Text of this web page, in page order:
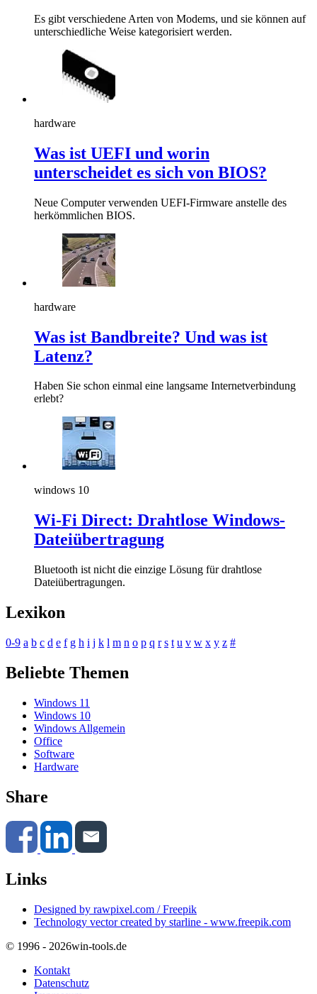
Es gibt verschiedene Arten von Modems, und sie können auf
unterschiedliche Weise kategorisiert werden.
hardware
Was ist UEFI und worin
unterscheidet es sich von BIOS?
Neue Computer verwenden UEFI-Firmware anstelle des
herkömmlichen BIOS.
hardware
Was ist Bandbreite? Und was ist
Latenz?
Haben Sie schon einmal eine langsame Internetverbindung
erlebt?
windows 10
Wi-Fi Direct: Drahtlose Windows-
Dateiübertragung
Bluetooth ist nicht die einzige Lösung für drahtlose
Dateiübertragungen.
Lexikon
0-9 a b c d e f g h i j k l m n o p q r s t u v w x y z #
Beliebte Themen
Windows 11
Windows 10
Windows Allgemein
Office
Software
Hardware
Share
Links
Designed by rawpixel.com / Freepik
Technology vector created by starline - www.freepik.com
© 1996 - 2026win-tools.de
Kontakt
Datenschutz